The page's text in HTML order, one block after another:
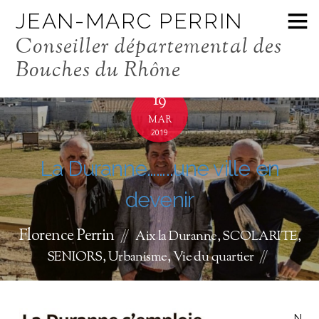
JEAN-MARC PERRIN
Conseiller départemental des
Bouches du Rhône
19
MAR
2019
La Duranne……..une ville en
devenir
Florence Perrin Aix la Duranne,SCOLARITE,
SENIORS,Urbanisme,Vie du quartier